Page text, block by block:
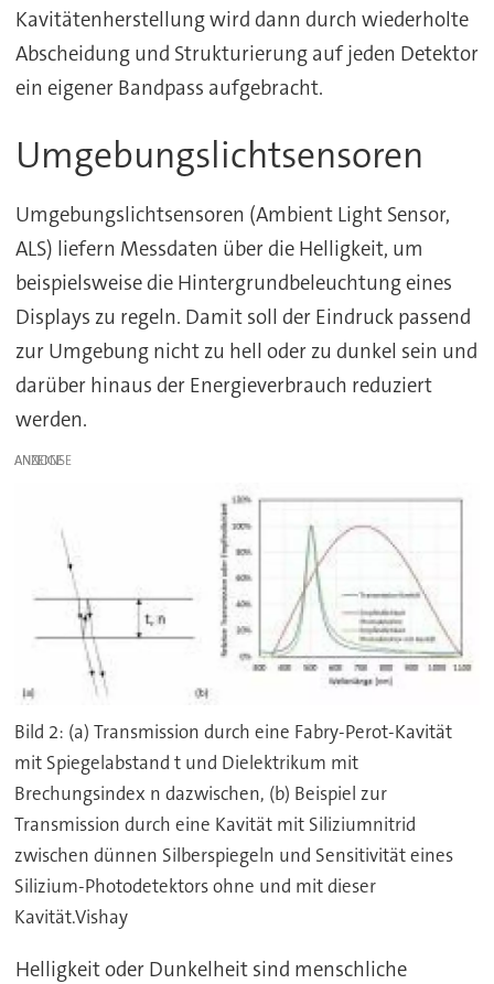
Kavitätenherstellung wird dann durch wiederholte
Abscheidung und Strukturierung auf jeden Detektor
ein eigener Bandpass aufgebracht.
Umgebungslichtsensoren
Umgebungslichtsensoren (Ambient Light Sensor,
ALS) liefern Messdaten über die Helligkeit, um
beispielsweise die Hintergrundbeleuchtung eines
Displays zu regeln. Damit soll der Eindruck passend
zur Umgebung nicht zu hell oder zu dunkel sein und
darüber hinaus der Energieverbrauch reduziert
werden.
ANZEIGE
Bild 2: (a) Transmission durch eine Fabry-Perot-Kavität
mit Spiegelabstand t und Dielektrikum mit
Brechungsindex n dazwischen, (b) Beispiel zur
Transmission durch eine Kavität mit Siliziumnitrid
zwischen dünnen Silberspiegeln und Sensitivität eines
Silizium-Photodetektors ohne und mit dieser
Kavität.Vishay
Helligkeit oder Dunkelheit sind menschliche